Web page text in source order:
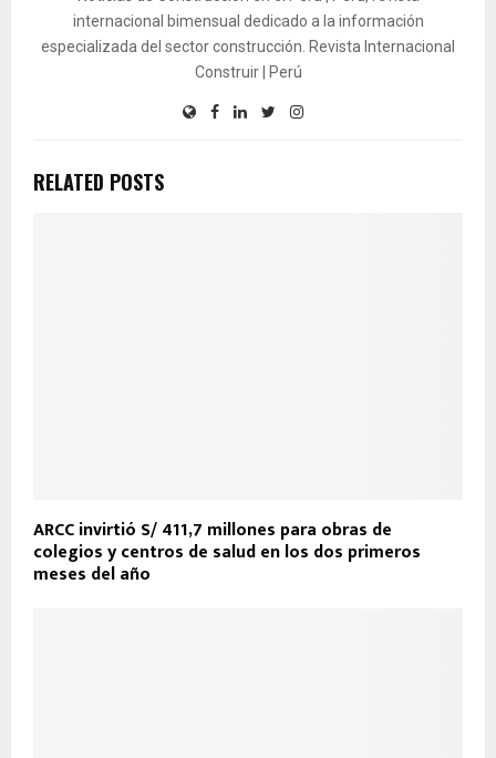
internacional bimensual dedicado a la información
especializada del sector construcción. Revista Internacional
Construir | Perú
RELATED POSTS
ARCC invirtió S/ 411,7 millones para obras de
colegios y centros de salud en los dos primeros
meses del año